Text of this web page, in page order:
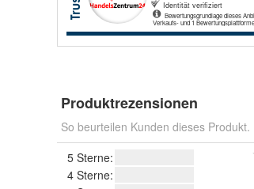
Produktrezensionen
So beurteilen Kunden dieses Produkt.
5 Sterne:
4 Sterne: